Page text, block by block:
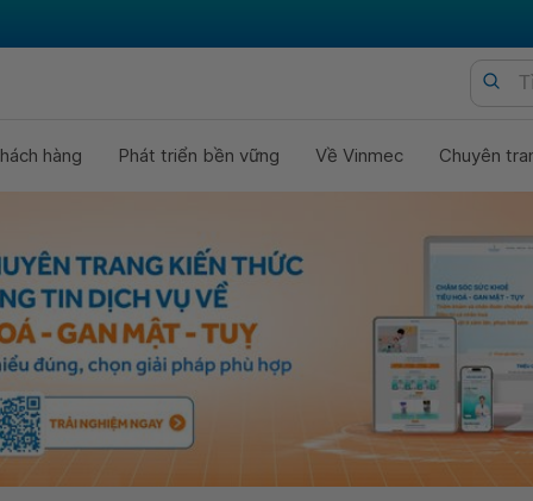
hàng Phát triển bền vững Về Vinmec Chuyên